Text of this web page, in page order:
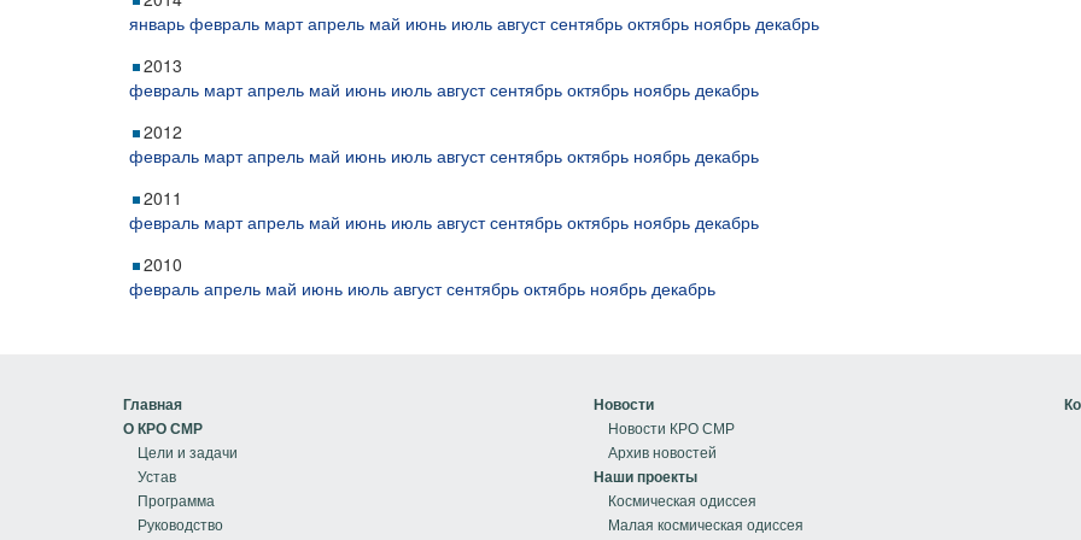
январь февраль март апрель май июнь июль август сентябрь октябрь ноябрь декабрь
2013
февраль март апрель май июнь июль август сентябрь октябрь ноябрь декабрь
2012
февраль март апрель май июнь июль август сентябрь октябрь ноябрь декабрь
2011
февраль март апрель май июнь июль август сентябрь октябрь ноябрь декабрь
2010
февраль апрель май июнь июль август сентябрь октябрь ноябрь декабрь
Главная
О КРО СМР
Цели и задачи
Устав
Программа
Руководство
Новости
Новости КРО СМР
Архив новостей
Наши проекты
Космическая одиссея
Малая космическая одиссея